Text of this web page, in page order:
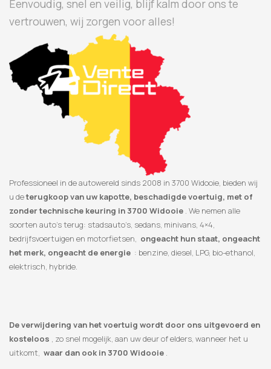
Eenvoudig, snel en veilig, blijf kalm door ons te
vertrouwen, wij zorgen voor alles!
Professioneel in de autowereld sinds 2008 in 3700 Widooie, bieden wij
u deterugkoop van uw kapotte, beschadigde voertuig, met of
zonder technische keuring in 3700 Widooie . We nemen alle
soorten auto’s terug: stadsauto’s, sedans, minivans, 4×4,
bedrijfsvoertuigen en motorfietsen, ongeacht hun staat, ongeacht
het merk, ongeacht de energie : benzine, diesel, LPG, bio-ethanol,
elektrisch, hybride.
De verwijdering van het voertuig wordt door ons uitgevoerd en
kosteloos , zo snel mogelijk, aan uw deur of elders, wanneer het u
uitkomt, waar dan ook in 3700 Widooie .